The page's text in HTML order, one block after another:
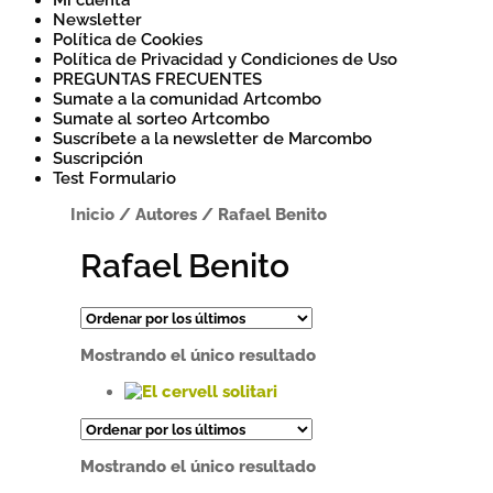
Newsletter
Política de Cookies
Política de Privacidad y Condiciones de Uso
PREGUNTAS FRECUENTES
Sumate a la comunidad Artcombo
Sumate al sorteo Artcombo
Suscríbete a la newsletter de Marcombo
Suscripción
Test Formulario
Inicio /Autores / Rafael Benito
Rafael Benito
Mostrando el único resultado
producto
múltiples
Mostrando el único resultado